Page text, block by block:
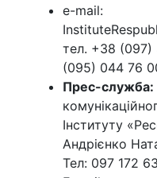
e-mail:
тел. +38 (097)
(095) 044 76
Прес-служба:
Інституту
Андрієнко
Тел: 097 172